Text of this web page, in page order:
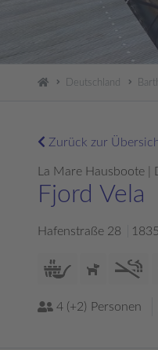
Deutschland
Zurück zur
La Mare Hausboote
Fjord Vela
Hafenstraße 28
Personen
4 (+2)